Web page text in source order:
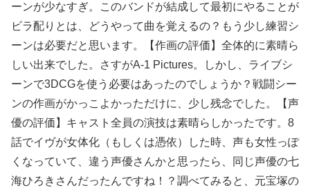
ーンが少なすぎ。このバンドが結成して最初にやることが
ビラ配りとは、どうやって曲を覚えるの？もう少し練習シ
ーンは必要だと思います。【作画の評価】全体的に素晴ら
しい出来でした。さすがA-1 Pictures。しかし、ライブシ
ーンで3DCGを使う必要はあったのでしょうか？戦闘シー
ンの作画がかっこよかっただけに、少し残念でした。【声
優の評価】キャスト全員の演技は素晴らしかったです。8
話でイヴが女体化（もしくは憑依）した時、声も女性っぽ
くなっていて、違う声優さんかと思ったら、同じ声優の七
海ひろきさんだったんですね！？調べてみると、元宝塚の